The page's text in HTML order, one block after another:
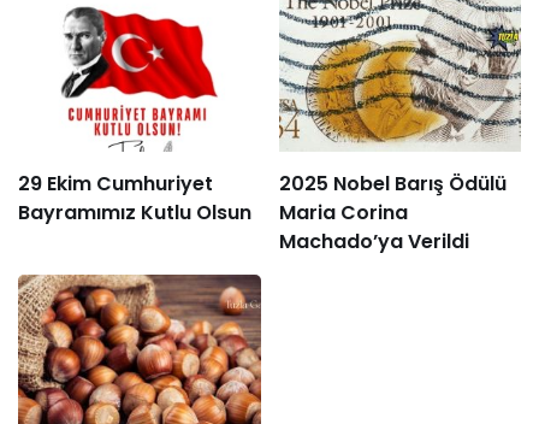
29 Ekim Cumhuriyet
Bayramımız Kutlu Olsun
2025 Nobel Barış Ödülü
Maria Corina
Machado’ya Verildi